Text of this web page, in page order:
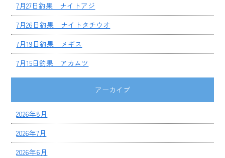
7月27日釣果 ナイトアジ
7月26日釣果 ナイトタチウオ
7月19日釣果 メギス
7月15日釣果 アカムツ
アーカイブ
2026年8月
2026年7月
2026年6月